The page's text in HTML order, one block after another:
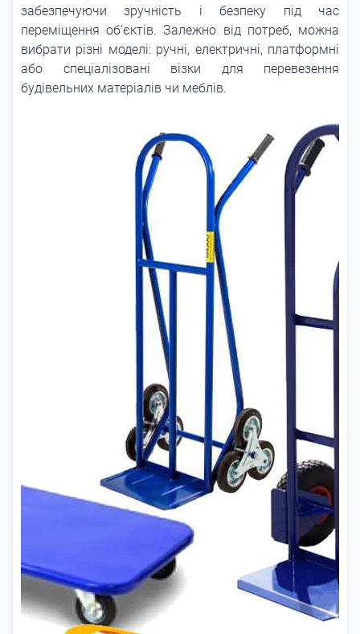
забезпечуючи зручність і безпеку під час
переміщення об’єктів. Залежно від потреб, можна
вибрати різні моделі: ручні, електричні, платформні
або спеціалізовані візки для перевезення
будівельних матеріалів чи меблів.